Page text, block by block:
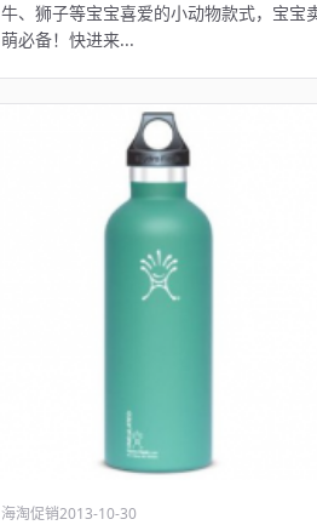
牛、狮子等宝宝喜爱的小动物款式，宝宝
萌必备！快进来...
海淘促销2013-10-30